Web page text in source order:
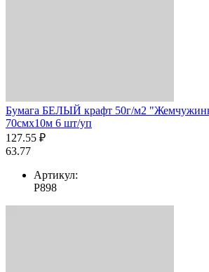
Бумага БЕЛЫЙ крафт 50г/м2
70смх10м 6 шт/уп
127.55 ₽
63.77
Артикул:
Р898